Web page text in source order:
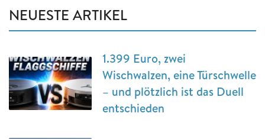
NEUESTE ARTIKEL
1.399 Euro, zwei
Wischwalzen, eine Türschwelle
– und plötzlich ist das Duell
entschieden